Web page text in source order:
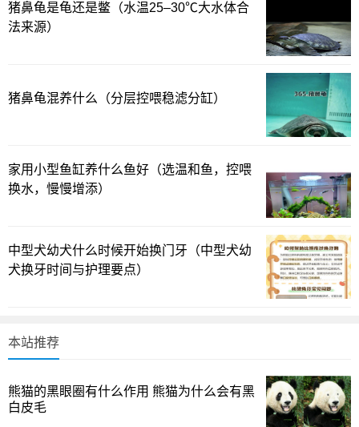
在养鱼的乐趣里，斑马鱼总有一种活泼的气息，让缸里
的小世界显得充满生机。我自己养过几轮，常被一个问题困
扰：斑马鱼到底能长多少？资料里给出的答案并不总是统
一，实际养起来的差异也挺大。综合经验和已有资料来看，
斑马鱼确实有向4-6厘米成长的潜力，但能否达到这个上限，
与环境、喂养和水质等多种因素密切相关。你家里的水族箱
容量和日常护理，往往决定它们最终呈现的体长。更重要的
是，繁殖能力强、周期短的特性也会让这群小家伙在合适条
你家水质的微妙变化对鱼儿长度的潜在影响吗？
持在20℃以上就能相对稳定生活。很多饲养者偏好把水温维
活跃度和代谢水平也会随之提升。不过温度并非唯一的决定
因素，水质的稳定和水中的微量元素也在悄悄左右成长速
猪鼻龟是龟还是鳖（水温25–30℃大水体合
法来源）
猪鼻龟混养什么（分层控喂稳滤分缸）
家用小型鱼缸养什么鱼好（选温和鱼，控喂
换水，慢慢增添）
中型犬幼犬什么时候开始换门牙（中型犬幼
犬换牙时间与护理要点）
本站推荐
熊猫的黑眼圈有什么作用 熊猫为什么会有黑
白皮毛